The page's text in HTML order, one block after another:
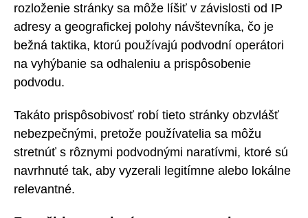
rozloženie stránky sa môže líšiť v závislosti od IP
adresy a geografickej polohy návštevníka, čo je
bežná taktika, ktorú používajú podvodní operátori
na vyhýbanie sa odhaleniu a prispôsobenie
podvodu.
Takáto prispôsobivosť robí tieto stránky obzvlášť
nebezpečnými, pretože používatelia sa môžu
stretnúť s rôznymi podvodnými naratívmi, ktoré sú
navrhnuté tak, aby vyzerali legitímne alebo lokálne
relevantné.